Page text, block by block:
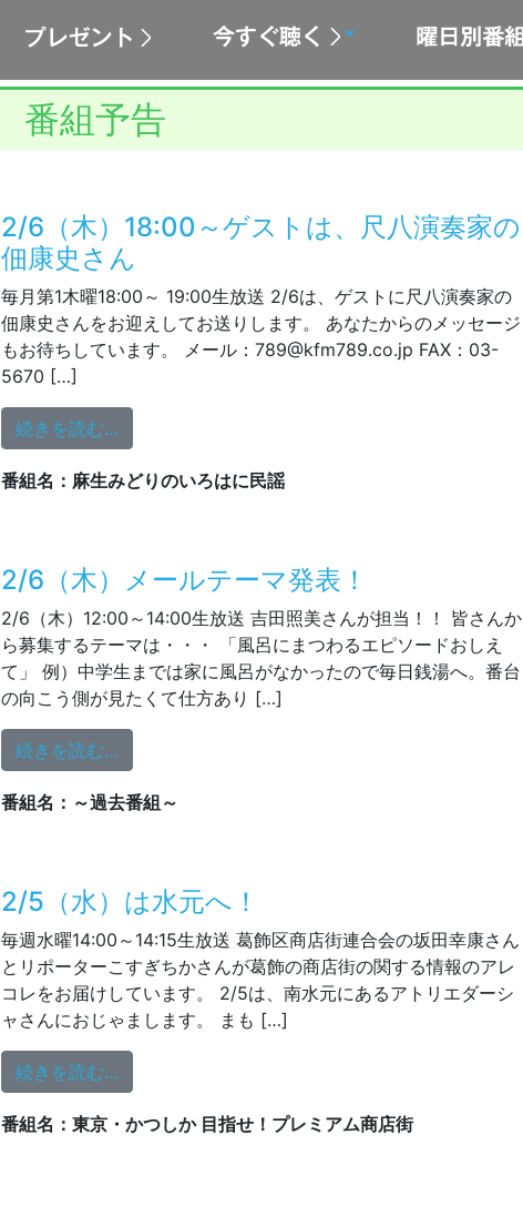
番組予告
2/6（木）18:00～ゲストは、尺八演奏家の
佃康史さん
毎月第1木曜18:00～ 19:00生放送 2/6は、ゲストに尺八演奏家の
佃康史さんをお迎えしてお送りします。 あなたからのメッセージ
もお待ちしています。 メール：789@kfm789.co.jp FAX：03-
5670 […]
続きを読む…
番組名：麻生みどりのいろはに民謡
2/6（木）メールテーマ発表！
2/6（木）12:00～14:00生放送 吉田照美さんが担当！！ 皆さんか
ら募集するテーマは・・・ 「風呂にまつわるエピソードおしえ
て」 例）中学生までは家に風呂がなかったので毎日銭湯へ。番台
の向こう側が見たくて仕方あり […]
続きを読む…
番組名：～過去番組～
2/5（水）は水元へ！
毎週水曜14:00～14:15生放送 葛飾区商店街連合会の坂田幸康さん
とリポーターこすぎちかさんが葛飾の商店街の関する情報のアレ
コレをお届けしています。 2/5は、南水元にあるアトリエダーシ
ャさんにおじゃまします。 まも […]
続きを読む…
番組名：東京・かつしか 目指せ！プレミアム商店街